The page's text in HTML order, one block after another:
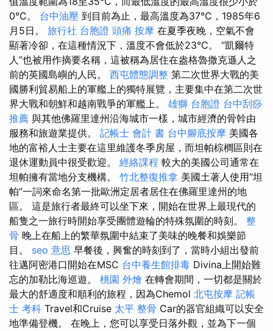
0°C。 台中油壓 到目前為止，最高溫度為37°C，1985年6
月5日。 旅行社 台胞證 頭痛 按摩 在夏季夜晚，空氣不會
顯著冷卻，在這種情況下，溫度不會低於23°C。 “凱爾特
人”也被用作摘要名稱，這被稱為居住在盎格魯撒克遜人之
前的英國島嶼的人民。 西屯體態調整 第二次世界大戰的美
國勝利貿易船上的軍艦上的獨特展覽，主要集中在第二次世
界大戰和朝鮮和越南戰爭的軍艦上。 雄獅 台胞證 台中刮痧
推薦 與其他佛羅里達州沿海城市一樣，城市經濟的骨幹由
服務和旅遊業提供。 記帳士 會計 書 台中腳底按摩 美國各
地的富裕人士主要在這里維護冬季房屋，而坦帕棕櫚區則在
退休運動員中很受歡迎。 經絡課程 較大的美國公司通常在
坦帕擁有當地分支機構。 竹北整復推拿 美國土著人使用“坦
帕”一詞來命名第一批歐洲定居者居住在佛羅里達州的地
區。 這是旅行者最終可以坐下來，開始在世界上最現代的
船隻之一旅行時開始享受團體遊輪的特殊氛圍的時刻。 整
骨 晚上在船上的繁華氛圍中結束了美味的晚餐和娛樂節
目。 seo 意思 早餐後，興奮的時刻到了，當時小組出發前
往邁阿密港口開始在MSC 台中養生館排毒 Divina上開始難
忘的加勒比海巡遊。 桃園 外燴 在轉會期間，一切都是關於
最大的舒適度和順利的旅程，因為Chemol 北屯按摩 記帳
士 考科 Travel和Cruise 太平 整骨 Car的器官組織可以安全
地準備登機。 在晚上，您可以享受日落外觀，並為下一個